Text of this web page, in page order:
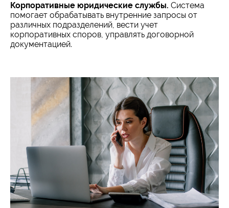
Корпоративные юридические службы. Система
помогает обрабатывать внутренние запросы от
различных подразделений, вести учет
корпоративных споров, управлять договорной
документацией.